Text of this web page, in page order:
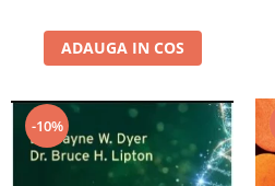
ADAUGA IN COS
-10%